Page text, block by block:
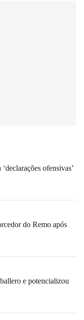
ofensivas’
do Remo após
e potencializou